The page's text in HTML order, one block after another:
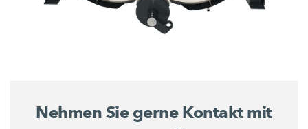
Nehmen Sie gerne Kontakt mit